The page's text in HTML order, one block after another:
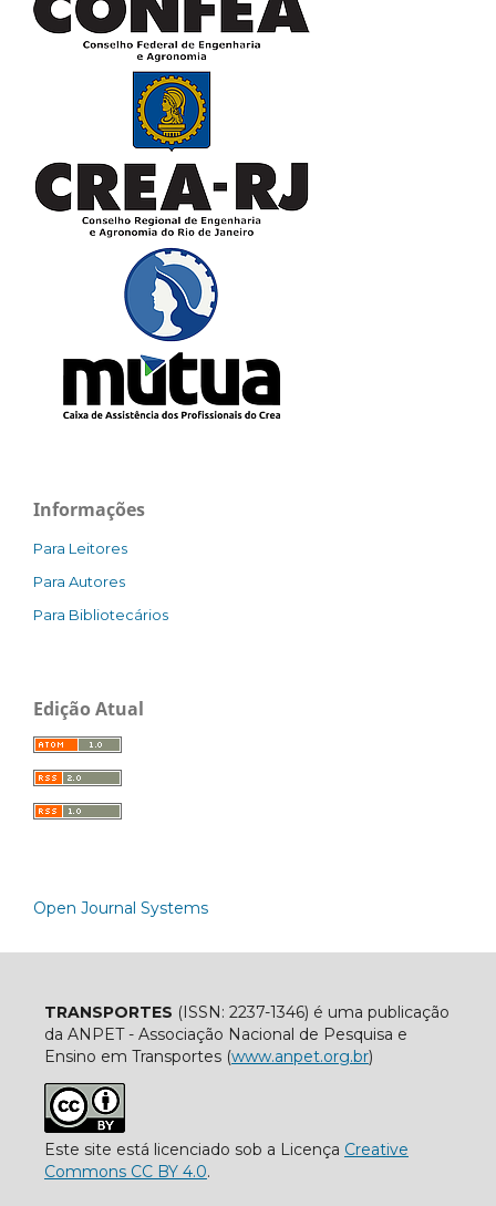
Informações
Para Leitores
Para Autores
Para Bibliotecários
Edição Atual
Open Journal Systems
TRANSPORTES (ISSN: 2237-1346) é uma publicação
da ANPET - Associação Nacional de Pesquisa e
Ensino em Transportes (www.anpet.org.br)
Este site está licenciado sob a Licença Creative
Commons CC BY 4.0.